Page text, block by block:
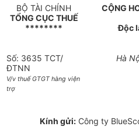
BỘ TÀI CHÍNH
TỔNG CỤC THUẾ
********
CỘNG
Độc
Số: 3635 TCT/
ĐTNN
V/v thuế GTGT hàng viện
trợ
Hà
Kính gửi: Công ty